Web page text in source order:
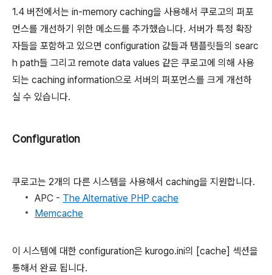
1.4 버전에서는 in-memory caching을 사용해서 쿠로고의 퍼포
먼스를 개선하기 위한 메소드를 추가했습니다. 서버가 특정 확장
자들을 포함하고 있으면 configuration 값들과 탬플릿들의 searc
h path들 그리고 remote data values 같은 쿠로고에 의해 사용
되는 caching information으로 서버의 퍼포먼스를 크게 개선하
실 수 있습니다.
Configuration
쿠로고는 2개의 다른 시스템을 사용해서 caching을 지원합니다.
APC - The Alternative PHP cache
Memcache
이 시스템에 대한 configuration은 kurogo.ini의 [cache] 섹션을
통해서 완료 됩니다.